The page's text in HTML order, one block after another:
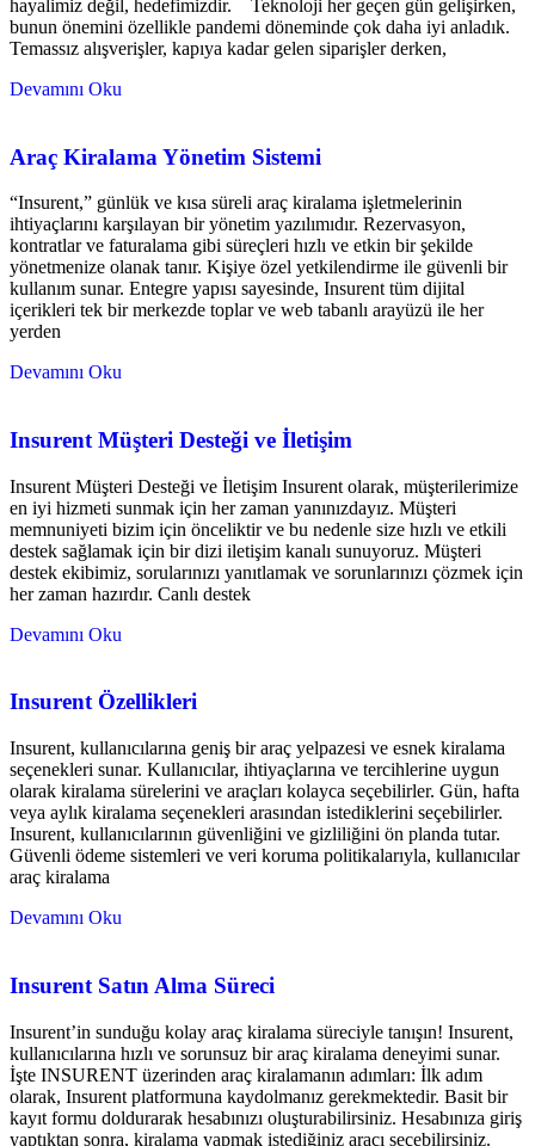
hayalimiz değil, hedefimizdir. Teknoloji her geçen gün gelişirken,
bunun önemini özellikle pandemi döneminde çok daha iyi anladık.
Temassız alışverişler, kapıya kadar gelen siparişler derken,
Devamını Oku
Araç Kiralama Yönetim Sistemi
“Insurent,” günlük ve kısa süreli araç kiralama işletmelerinin
ihtiyaçlarını karşılayan bir yönetim yazılımıdır. Rezervasyon,
kontratlar ve faturalama gibi süreçleri hızlı ve etkin bir şekilde
yönetmenize olanak tanır. Kişiye özel yetkilendirme ile güvenli bir
kullanım sunar. Entegre yapısı sayesinde, Insurent tüm dijital
içerikleri tek bir merkezde toplar ve web tabanlı arayüzü ile her
yerden
Devamını Oku
Insurent Müşteri Desteği ve İletişim
Insurent Müşteri Desteği ve İletişim Insurent olarak, müşterilerimize
en iyi hizmeti sunmak için her zaman yanınızdayız. Müşteri
memnuniyeti bizim için önceliktir ve bu nedenle size hızlı ve etkili
destek sağlamak için bir dizi iletişim kanalı sunuyoruz. Müşteri
destek ekibimiz, sorularınızı yanıtlamak ve sorunlarınızı çözmek için
her zaman hazırdır. Canlı destek
Devamını Oku
Insurent Özellikleri
Insurent, kullanıcılarına geniş bir araç yelpazesi ve esnek kiralama
seçenekleri sunar. Kullanıcılar, ihtiyaçlarına ve tercihlerine uygun
olarak kiralama sürelerini ve araçları kolayca seçebilirler. Gün, hafta
veya aylık kiralama seçenekleri arasından istediklerini seçebilirler.
Insurent, kullanıcılarının güvenliğini ve gizliliğini ön planda tutar.
Güvenli ödeme sistemleri ve veri koruma politikalarıyla, kullanıcılar
araç kiralama
Devamını Oku
Insurent Satın Alma Süreci
Insurent’in sunduğu kolay araç kiralama süreciyle tanışın! Insurent,
kullanıcılarına hızlı ve sorunsuz bir araç kiralama deneyimi sunar.
İşte INSURENT üzerinden araç kiralamanın adımları: İlk adım
olarak, Insurent platformuna kaydolmanız gerekmektedir. Basit bir
kayıt formu doldurarak hesabınızı oluşturabilirsiniz. Hesabınıza giriş
yaptıktan sonra, kiralama yapmak istediğiniz aracı seçebilirsiniz.